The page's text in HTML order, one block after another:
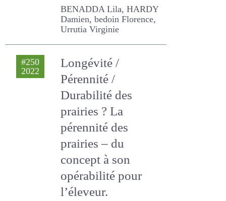
BENADDA Lila, HARDY
Damien, bedoin Florence,
Urrutia Virginie
#250
2022
Longévité /
Pérennité /
Durabilité des
prairies ? La
pérennité des
prairies – du
concept à son
opérabilité pour
l’éleveur.